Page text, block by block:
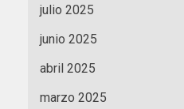
julio 2025
junio 2025
abril 2025
marzo 2025